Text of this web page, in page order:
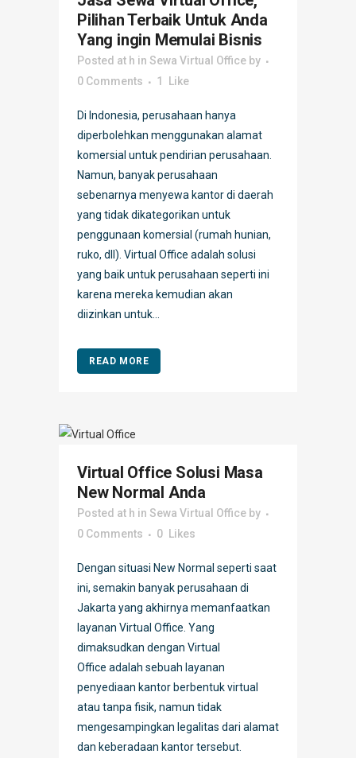
Pilihan Terbaik Untuk Anda
Yang ingin Memulai Bisnis
Posted at h in Sewa Virtual Office by
0 Comments
1 Like
Di Indonesia, perusahaan hanya
diperbolehkan menggunakan alamat
komersial untuk pendirian perusahaan.
Namun, banyak perusahaan
sebenarnya menyewa kantor di daerah
yang tidak dikategorikan untuk
penggunaan komersial (rumah hunian,
ruko, dll). Virtual Office adalah solusi
yang baik untuk perusahaan seperti ini
karena mereka kemudian akan
diizinkan untuk...
READ MORE
Virtual Office Solusi Masa
New Normal Anda
Posted at h in Sewa Virtual Office by
0 Comments
0 Likes
Dengan situasi New Normal seperti saat
ini, semakin banyak perusahaan di
Jakarta yang akhirnya memanfaatkan
layanan Virtual Office. Yang
dimaksudkan dengan Virtual
Office adalah sebuah layanan
penyediaan kantor berbentuk virtual
atau tanpa fisik, namun tidak
mengesampingkan legalitas dari alamat
dan keberadaan kantor tersebut.